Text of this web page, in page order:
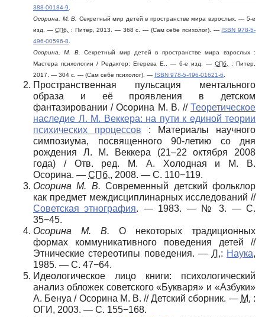
388-00184-9
Осорина, М. В.
Секретный мир детей в пространстве мира взрослых. — 5-е
изд. —СПб. : Питер, 2013. — 368 с. — (Сам себе психолог). — ISBN 978-5-
496-00596-8
Осорина, М. В.
Секретный мир детей в пространстве мира взрослых :
Мастера психологии / Редактор: Егерева Е.. — 6-е изд. — СПб.
: Питер,
2017. — 304 с. — (Сам себе психолог). — ISBN 978-5-496-01621-6
Пространственная пульсация ментального
образа и её проявления в детском
фантазировании / Осорина М. В. // Теоретическое
наследие Л. М. Веккера: на пути к единой теории
психических процессов : Материалы научного
симпозиума, посвященного 90-летию со дня
рождения Л. М. Веккера (21–22 октября 2008
года) / Отв. ред. М. А. Холодная и М. В.
Осорина. — СПб., 2008. — С. 110−119.
Осорина М. В. Современный детский фольклор
как предмет междисциплинарных исследований //
Советская этнография. — 1983. — № 3. —С.
35−45.
Осорина М. В. О некоторых традиционных
формах коммуникативного поведения детей //
Этнические стереотипы поведения. — Л.: Наука,
1985. — С. 47−64.
Идеологическое лицо книги: психологический
анализ обложек советского «Букваря» и «Азбуки»
А. Бенуа / Осорина М. В. // Детский сборник. — М. :
ОГИ, 2003. — С. 155−168.